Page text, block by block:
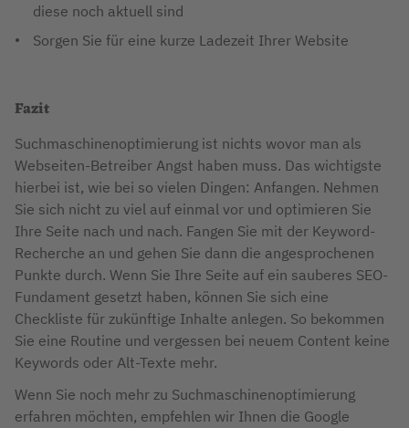
diese noch aktuell sind
Sorgen Sie für eine kurze Ladezeit Ihrer Website
Fazit
Suchmaschinenoptimierung ist nichts wovor man als
Webseiten-Betreiber Angst haben muss. Das wichtigste
hierbei ist, wie bei so vielen Dingen: Anfangen. Nehmen
Sie sich nicht zu viel auf einmal vor und optimieren Sie
Ihre Seite nach und nach. Fangen Sie mit der Keyword-
Recherche an und gehen Sie dann die angesprochenen
Punkte durch. Wenn Sie Ihre Seite auf ein sauberes SEO-
Fundament gesetzt haben, können Sie sich eine
Checkliste für zukünftige Inhalte anlegen. So bekommen
Sie eine Routine und vergessen bei neuem Content keine
Keywords oder Alt-Texte mehr.
Wenn Sie noch mehr zu Suchmaschinenoptimierung
erfahren möchten, empfehlen wir Ihnen die Google